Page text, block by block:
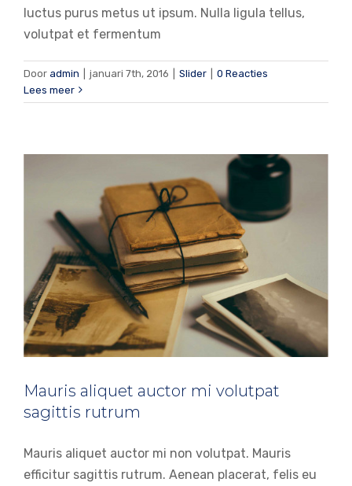
luctus purus metus ut ipsum. Nulla ligula tellus,
volutpat et fermentum
Door admin januari 7th, 2016 Slider
0 Reacties
Lees meer
sagittis rutrum
Mauris aliquet auctor mi volutpat
sagittis rutrum
Mauris aliquet auctor mi non volutpat. Mauris
efficitur sagittis rutrum. Aenean placerat, felis eu